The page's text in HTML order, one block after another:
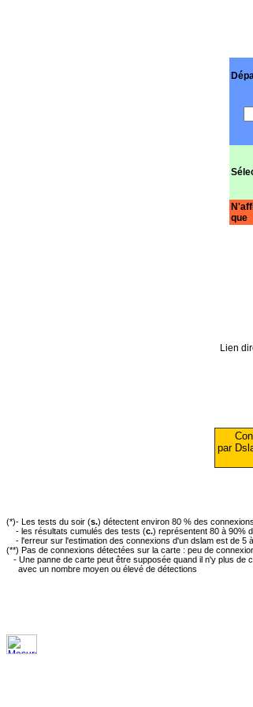
que
Lien
par
(*)- Les tests du soir (s.) détectent environ 80 % des
- les résultats cumulés des tests (c.) représentent 80 à 90%
- l'erreur sur l'estimation des connexions d'un dslam est de 5
(**) Pas de connexions détectées sur la carte : peu de
- Une panne de carte peut être supposée quand il n'y plus
avec un nombre moyen ou élevé de détections